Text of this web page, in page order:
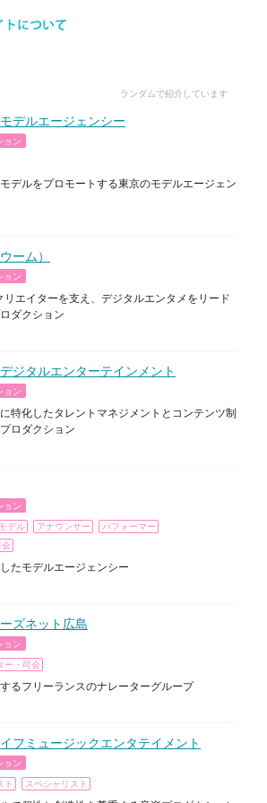
ランダムで紹介しています
デルエージェンシー
ョン
デルをプロモートする東京のモデルエージェン
ーム）
ョン
リエイターを支え、デジタルエンタメをリード
ダクション
ジタルエンターテインメント
ョン
特化したタレントマネジメントとコンテンツ制
ロダクション
ョン
デル アナウンサー
パフォーマー
会
たモデルエージェンシー
ズネット広島
ョン
ー・司会
るフリーランスのナレーターグループ
フミュージックエンタテイメント
ョン
ト スペシャリスト